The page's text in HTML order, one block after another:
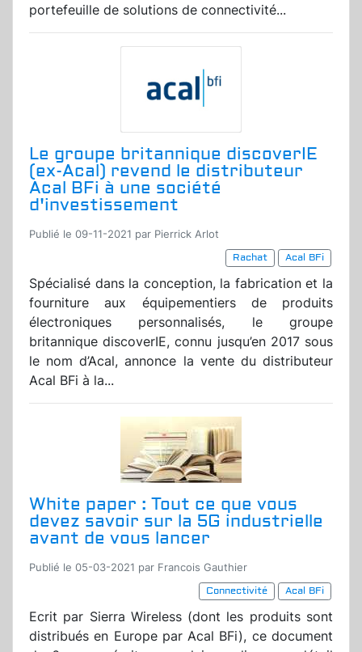
portefeuille de solutions de connectivité...
Le groupe britannique discoverIE
(ex-Acal) revend le distributeur
Acal BFi à une société
d'investissement
Publié le 09-11-2021 par Pierrick Arlot
Rachat
Acal BFi
Spécialisé dans la conception, la fabrication et la
fourniture aux équipementiers de produits
électroniques personnalisés, le groupe
britannique discoverIE, connu jusqu’en 2017 sous
le nom d’Acal, annonce la vente du distributeur
Acal BFi à la...
White paper : Tout ce que vous
devez savoir sur la 5G industrielle
avant de vous lancer
Publié le 05-03-2021 par Francois Gauthier
Connectivité
Acal BFi
Ecrit par Sierra Wireless (dont les produits sont
distribués en Europe par Acal BFi), ce document